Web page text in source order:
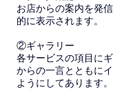
お店からの案内を発
的に表示されます。
②ギャラリー
各サービスの項目に
からの一言とともに
ようにしてあります。